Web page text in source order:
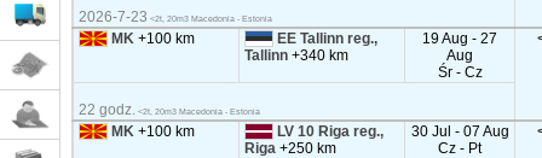
2026-7-23 <2t, 20m3 Macedonia - Estonia
MK+100 km
EE Tallinn reg.,
Tallinn+340 km
19 Aug - 27
Aug
Śr - Cz
22 godz. <2t, 20m3 Macedonia - Estonia
MK+100 km
LV 10 Riga reg.,
Riga+250 km
30 Jul - 07 Aug
Cz - Pt